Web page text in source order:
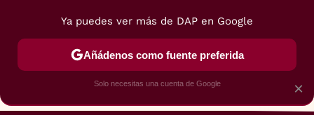
RESTAURANTES GASTROGUÍA ×
Ya puedes ver más de DAP en Google
Añádenos como fuente preferida
Solo necesitas una cuenta de Google